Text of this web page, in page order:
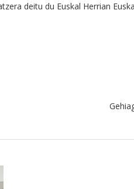
deitu du Euskal Herrian